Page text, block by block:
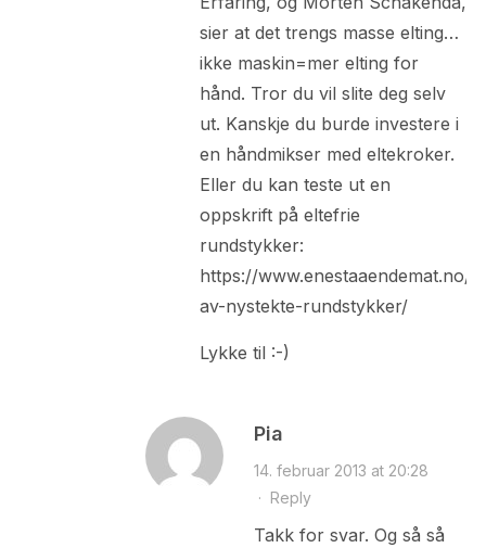
sier at det trengs masse elting…
ikke maskin=mer elting for
hånd. Tror du vil slite deg selv
ut. Kanskje du burde investere i
en håndmikser med eltekroker.
Eller du kan teste ut en
oppskrift på eltefrie
rundstykker:
https://www.enestaaendemat.no/
av-nystekte-rundstykker/
Lykke til :-)
Pia
14. februar 2013 at 20:28
· Reply
Takk for svar. Og så så